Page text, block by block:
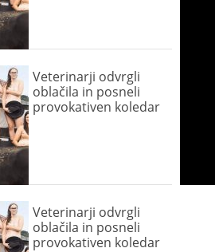
Veterinarji odvrgli
oblačila in posneli
provokativen koledar
Veterinarji odvrgli
oblačila in posneli
provokativen koledar